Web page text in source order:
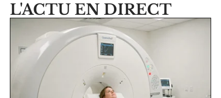
L'ACTU EN DIRECT